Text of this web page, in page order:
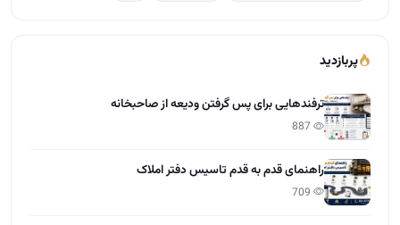
پربازدید
ترفندهایی برای پس گرفتن ودیعه از صاحبخانه
راهنمای قدم به قدم تاسیس دفتر املاک